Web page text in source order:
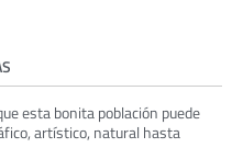
esta bonita población puede
artístico, natural hasta